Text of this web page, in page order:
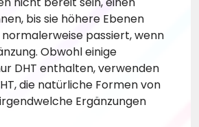
bis sie höhere Ebenen
passiert, wenn
Obwohl einige
DHT enthalten, verwenden
die natürliche Formen von
Ergänzungen